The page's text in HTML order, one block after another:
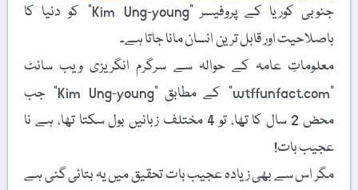
جنوبی کوریا کے پروفیسر "Kim Ung-young” کو دنیا کا
باصلاحیت اور قابل ترین انسان مانا جاتا ہے۔
معلوماتِ عامہ کے حوالہ سے سرگرم انگریزی ویب سائٹ
"wtffunfact.com” کے مطابق "Kim Ung-young” جب
محض 2 سال کا تھا، تو 4 مختلف زبانیں بول سکتا تھا، ہے نا
عجیب بات!
مگر اس سے بھی زیادہ عجیب بات تحقیق میں یہ بتائی گئی ہے